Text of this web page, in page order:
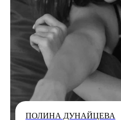
ПОЛИНА ДУНАЙЦЕВА